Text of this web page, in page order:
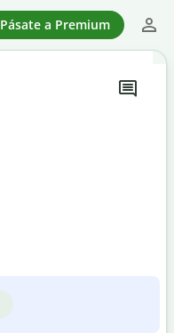
Pásate a Premium